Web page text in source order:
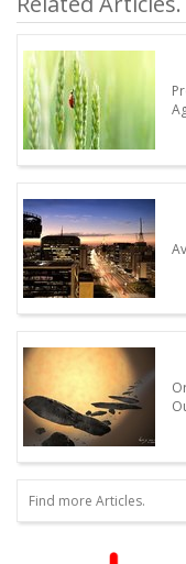
Find more Articles.